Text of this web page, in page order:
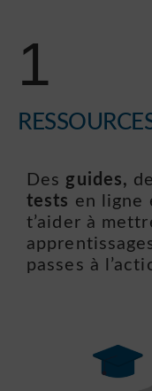
1
Des guides,
tests en ligne
t’aider à
passes à